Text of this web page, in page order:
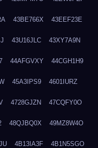
43BE766X 43EEF23E
43U16JLC 43XY7A9N
44AFGVXY 44CGH1H9
45A3IPS9 4601IURZ
4728GJZN 47CQFY0O
48QJBQ0X 49MZ8W4O
4B13IA3F 4B1N5SGO